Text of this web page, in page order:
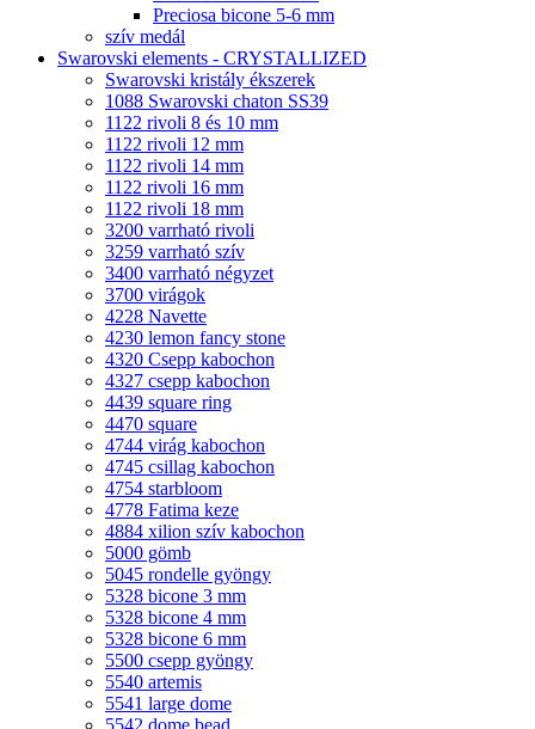
Preciosa bicone 5-6 mm
szív medál
Swarovski elements - CRYSTALLIZED
Swarovski kristály ékszerek
1088 Swarovski chaton SS39
1122 rivoli 8 és 10 mm
1122 rivoli 12 mm
1122 rivoli 14 mm
1122 rivoli 16 mm
1122 rivoli 18 mm
3200 varrható rivoli
3259 varrható szív
3400 varrható négyzet
3700 virágok
4228 Navette
4230 lemon fancy stone
4320 Csepp kabochon
4327 csepp kabochon
4439 square ring
4470 square
4744 virág kabochon
4745 csillag kabochon
4754 starbloom
4778 Fatima keze
4884 xilion szív kabochon
5000 gömb
5045 rondelle gyöngy
5328 bicone 3 mm
5328 bicone 4 mm
5328 bicone 6 mm
5500 csepp gyöngy
5540 artemis
5541 large dome